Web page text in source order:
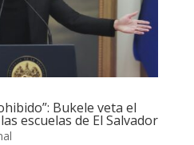
Bukele veta el
escuelas de El Salvador